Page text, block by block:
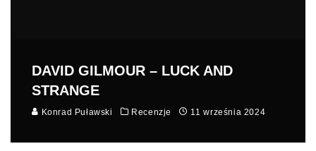
DAVID GILMOUR – LUCK AND
STRANGE
Konrad Puławski Recenzje 11 września 2024